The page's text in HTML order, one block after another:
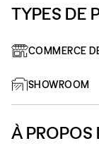
TYPES DE
COMMERCE
SHOWROOM
À PROPOS